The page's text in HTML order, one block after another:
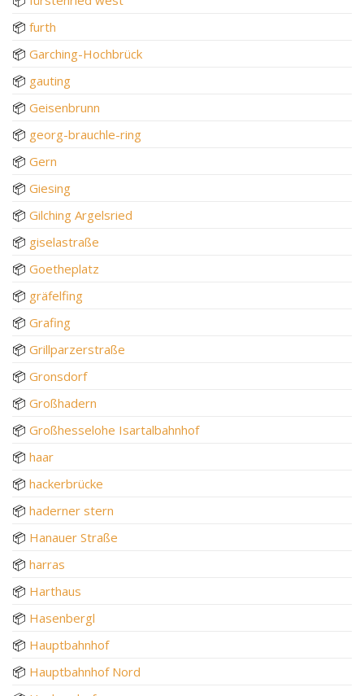
📦 furth
📦 Garching-Hochbrück
📦 gauting
📦 Geisenbrunn
📦 georg-brauchle-ring
📦 Gern
📦 Giesing
📦 Gilching Argelsried
📦 giselastraße
📦 Goetheplatz
📦 gräfelfing
📦 Grafing
📦 Grillparzerstraße
📦 Gronsdorf
📦 Großhadern
📦 Großhesselohe Isartalbahnhof
📦 haar
📦 hackerbrücke
📦 haderner stern
📦 Hanauer Straße
📦 harras
📦 Harthaus
📦 Hasenbergl
📦 Hauptbahnhof
📦 Hauptbahnhof Nord